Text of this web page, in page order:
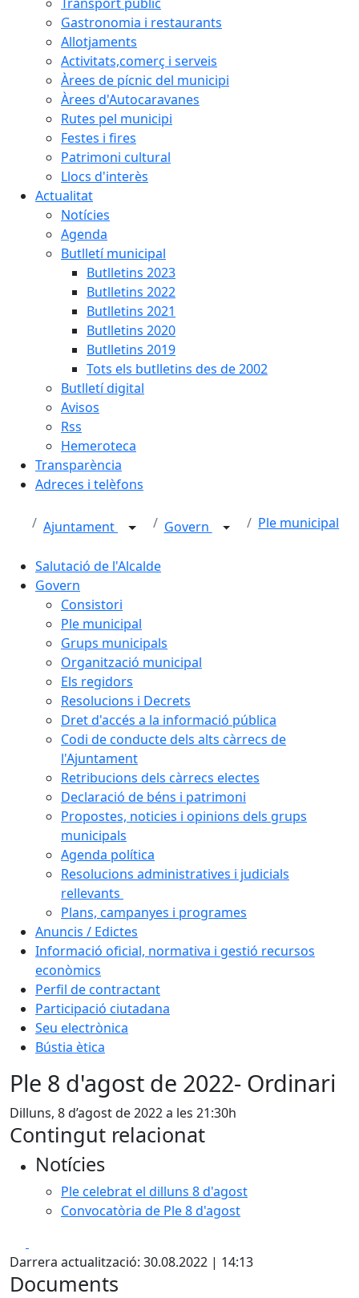
Gastronomia i restaurants
Allotjaments
Activitats,comerç i serveis
Àrees de pícnic del municipi
Àrees d'Autocaravanes
Rutes pel municipi
Festes i fires
Patrimoni cultural
Llocs d'interès
Actualitat
Notícies
Agenda
Butlletí municipal
Butlletins 2023
Butlletins 2022
Butlletins 2021
Butlletins 2020
Butlletins 2019
Tots els butlletins des de 2002
Butlletí digital
Avisos
Rss
Hemeroteca
Transparència
Adreces i telèfons
Ajuntament Govern Ple municipal
Salutació de l'Alcalde
Govern
Consistori
Ple municipal
Grups municipals
Organització municipal
Els regidors
Resolucions i Decrets
Dret d'accés a la informació pública
Codi de conducte dels alts càrrecs de
l'Ajuntament
Retribucions dels càrrecs electes
Declaració de béns i patrimoni
Propostes, noticies i opinions dels grups
municipals
Agenda política
Resolucions administratives i judicials
rellevants
Plans, campanyes i programes
Anuncis / Edictes
Informació oficial, normativa i gestió recursos
econòmics
Perfil de contractant
Participació ciutadana
Seu electrònica
Bústia ètica
Ple 8 d'agost de 2022- Ordinari
Dilluns, 8 d’agost de 2022 a les 21:30h
Contingut relacionat
Notícies
Ple celebrat el dilluns 8 d'agost
Convocatòria de Ple 8 d'agost
Darrera actualització: 30.08.2022 | 14:13
Documents